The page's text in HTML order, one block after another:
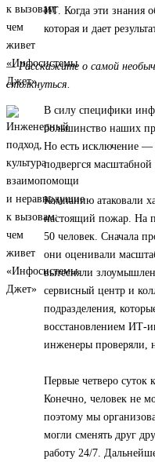
ИТ. Когда эти знания
которая и дает
— Расскажите о самой
столкнуться.
В силу специфики
большинство наших
Но есть исключение —
подвергся масштабной
Компанию атаковали
настоящий пожар. На
50 человек. Сначала
они оценивали
вытесняли
сервисный центр и
подразделения,
восстановлением ИТ-
инженеры проверяли,
Первые четверо суток
Конечно, человек не
поэтому мы
могли сменять друг
работу 24/7.